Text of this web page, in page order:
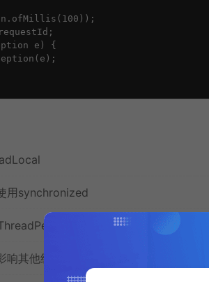
e) {
用synchronized
响其他线程